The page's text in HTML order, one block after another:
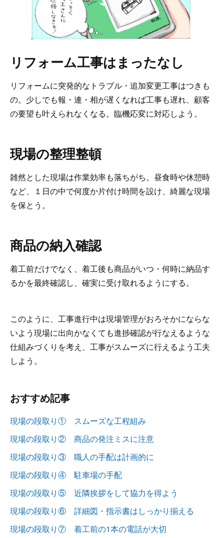
リフォーム工事はまったなし
リフォームに突発的なトラブル・追加変更工事はつきも
の。少しでも報・連・相が遅くなれば工事も遅れ、顧客
の要望も叶えられなくなる。臨機応変に対応しよう。
現場の整理整頓
雑然とした現場は作業効率も落ちがち。昼食時や休憩時
など、１日の中で何度か片付け時間を設け、綺麗な現場
を保とう。
商品の納入確認
着工前だけでなく、着工後も商品がいつ・何時に納品す
るかを最終確認し、確実に受け取れるようにする。
このように、工事進行中は現場管理がおろそかにならな
いよう現場に出向かなくても進捗確認が行なえるような
仕組みづくりを考え、工事がスムーズに行えるよう工夫
しよう。
おすすめ記事
現場の段取り① スムーズな工程組み
現場の段取り② 商品の発注ミスに注意
現場の段取り③ 職人の手配は計画的に
現場の段取り④ 駐車場の手配
現場の段取り⑤ 近隣挨拶をして協力を得よう
現場の段取り⑥ 詳細図・指示書はしっかり揃える
現場の段取り⑦ 着工前の1本の電話が大切